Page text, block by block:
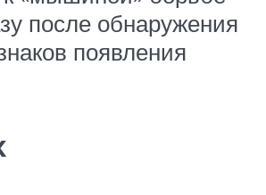
после обнаружения
появления